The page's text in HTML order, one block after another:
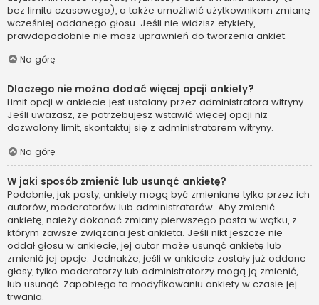
bez limitu czasowego), a także umożliwić użytkownikom zmianę
wcześniej oddanego głosu. Jeśli nie widzisz etykiety,
prawdopodobnie nie masz uprawnień do tworzenia ankiet.
Na górę
Dlaczego nie można dodać więcej opcji ankiety?
Limit opcji w ankiecie jest ustalany przez administratora witryny.
Jeśli uważasz, że potrzebujesz wstawić więcej opcji niż
dozwolony limit, skontaktuj się z administratorem witryny.
Na górę
W jaki sposób zmienić lub usunąć ankietę?
Podobnie, jak posty, ankiety mogą być zmieniane tylko przez ich
autorów, moderatorów lub administratorów. Aby zmienić
ankietę, należy dokonać zmiany pierwszego posta w wątku, z
którym zawsze związana jest ankieta. Jeśli nikt jeszcze nie
oddał głosu w ankiecie, jej autor może usunąć ankietę lub
zmienić jej opcje. Jednakże, jeśli w ankiecie zostały już oddane
głosy, tylko moderatorzy lub administratorzy mogą ją zmienić,
lub usunąć. Zapobiega to modyfikowaniu ankiety w czasie jej
trwania.